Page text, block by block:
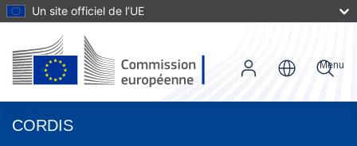
Un site officiel de l’UE
CORDIS
Menu